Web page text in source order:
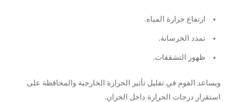
ارتفاع حرارة المياه.
تمدد الخرسانة.
ظهور التشققات.
ويساعد الفوم في تقليل تأثير الحرارة الخارجية والمحافظة على
استقرار درجات الحرارة داخل الخزان.